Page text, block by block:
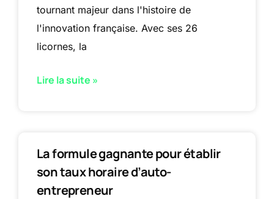
tournant majeur dans l'histoire de
l'innovation française. Avec ses 26
licornes, la
Lire la suite »
La formule gagnante pour établir
son taux horaire d’auto-
entrepreneur